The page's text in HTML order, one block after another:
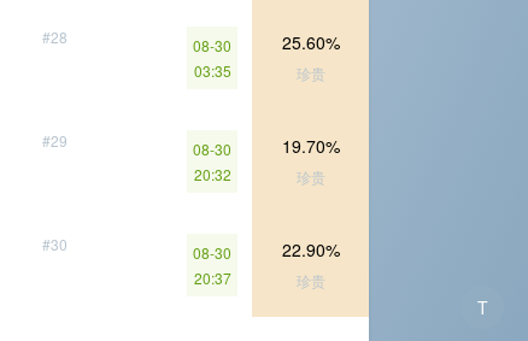
#28
08-30
03:35
25.60%
珍贵
#29
08-30
20:32
19.70%
珍贵
#30
08-30
20:37
22.90%
珍贵
T